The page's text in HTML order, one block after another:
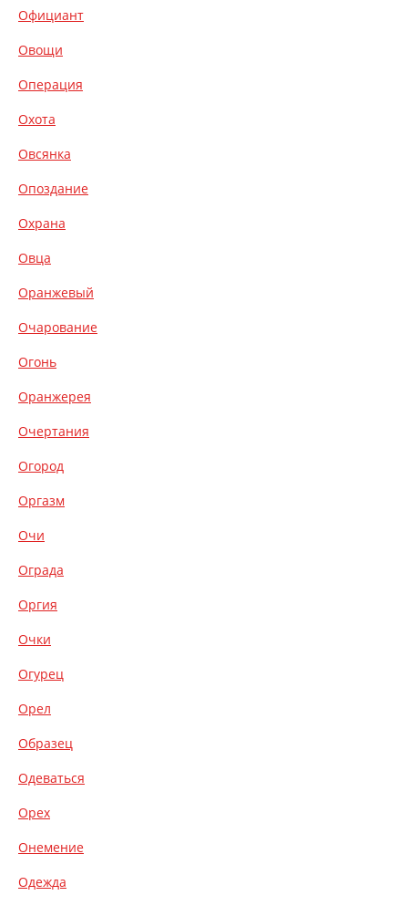
Официант
Овощи
Операция
Охота
Овсянка
Опоздание
Охрана
Овца
Оранжевый
Очарование
Огонь
Оранжерея
Очертания
Огород
Оргазм
Очи
Ограда
Оргия
Очки
Огурец
Орел
Образец
Одеваться
Орех
Онемение
Одежда